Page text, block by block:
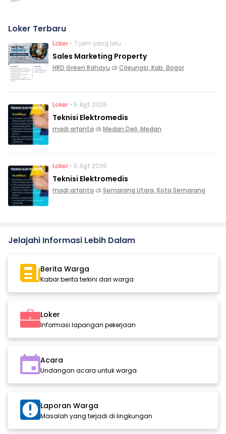
Loker Terbaru
Loker • 7 jam yang lalu
Sales Marketing Property
HRD Green Rahayu di Cileungsi, Kab. Bogor
Loker • 5 Agt 2026
Teknisi Elektromedis
madi arfanta di Medan Deli, Medan
Loker • 5 Agt 2026
Teknisi Elektromedis
madi arfanta di Semarang Utara, Kota Semarang
Jelajahi Informasi Lebih Dalam
Berita Warga
Kabar berita terkini dari warga
Loker
Informasi lapangan pekerjaan
Acara
Undangan acara untuk warga
Laporan Warga
Masalah yang terjadi di lingkungan